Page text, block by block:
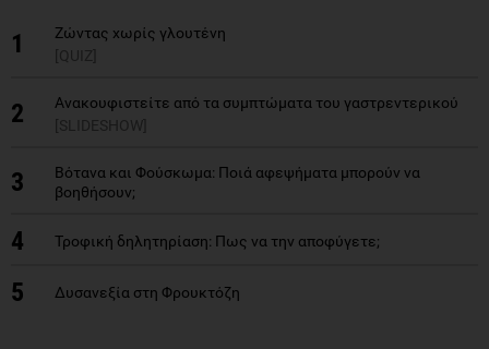
1
Zώντας χωρίς γλουτένη
[QUIZ]
2
Ανακουφιστείτε από τα συμπτώματα του γαστρεντερικού
[SLIDESHOW]
3
Βότανα και Φούσκωμα: Ποιά αφεψήματα μπορούν να
βοηθήσουν;
4 Τροφική δηλητηρίαση: Πως να την αποφύγετε;
5 Δυσανεξία στη Φρουκτόζη